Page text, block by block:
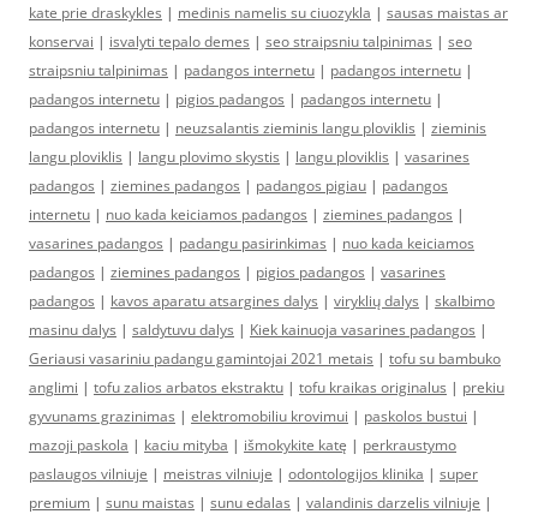
kate prie draskykles | medinis namelis su ciuozykla | sausas maistas ar
konservai | isvalyti tepalo demes | seo straipsniu talpinimas | seo
straipsniu talpinimas | padangos internetu | padangos internetu |
padangos internetu | pigios padangos | padangos internetu |
padangos internetu | neuzsalantis zieminis langu ploviklis | zieminis
langu ploviklis | langu plovimo skystis | langu ploviklis | vasarines
padangos | ziemines padangos | padangos pigiau | padangos
internetu | nuo kada keiciamos padangos | ziemines padangos |
vasarines padangos | padangu pasirinkimas | nuo kada keiciamos
padangos | ziemines padangos | pigios padangos | vasarines
padangos | kavos aparatu atsargines dalys | viryklių dalys | skalbimo
masinu dalys | saldytuvu dalys | Kiek kainuoja vasarines padangos |
Geriausi vasariniu padangu gamintojai 2021 metais | tofu su bambuko
anglimi | tofu zalios arbatos ekstraktu | tofu kraikas originalus | prekiu
gyvunams grazinimas | elektromobiliu krovimui | paskolos bustui |
mazoji paskola | kaciu mityba | išmokykite katę | perkraustymo
paslaugos vilniuje | meistras vilniuje | odontologijos klinika | super
premium | sunu maistas | sunu edalas | valandinis darzelis vilniuje |